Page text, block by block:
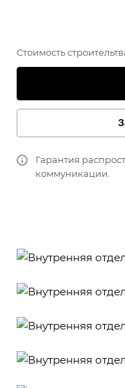
Стоимость
Гарантия
коммуникации.